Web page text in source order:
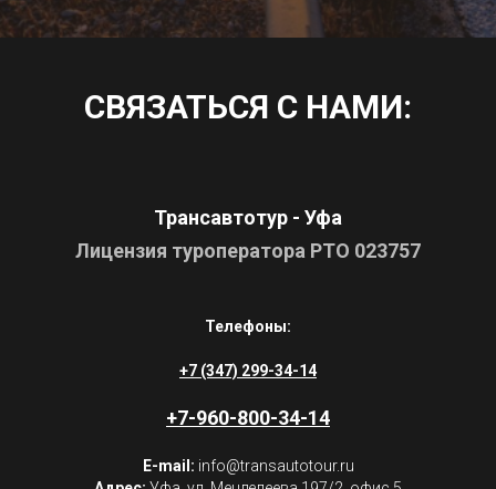
СВЯЗАТЬСЯ С НАМИ:
Трансавтотур - Уфа
Лицензия туроператора РТО 023757
Телефоны:
+7 (347) 299-34-14
+7-960-800-34-14
E-mail: info@transautotour.ru